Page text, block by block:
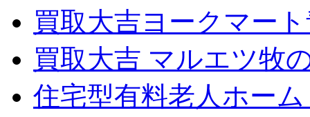
買取大吉ヨークマー
買取大吉 マルエツ牧
住宅型有料老人ホー